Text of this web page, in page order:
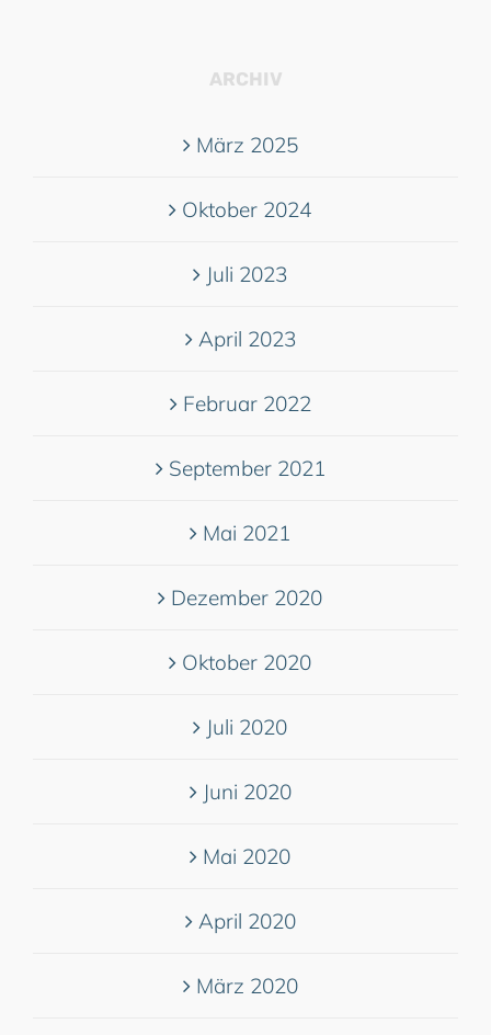
ARCHIV
März 2025
Oktober 2024
Juli 2023
April 2023
Februar 2022
September 2021
Mai 2021
Dezember 2020
Oktober 2020
Juli 2020
Juni 2020
Mai 2020
April 2020
März 2020